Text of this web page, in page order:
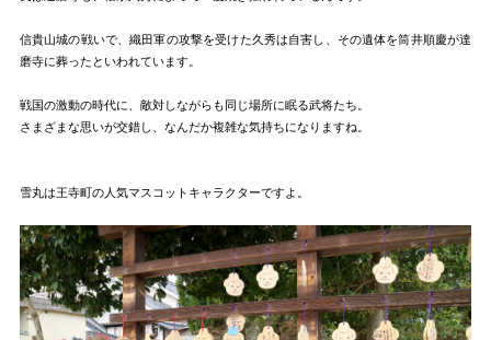
信貴山城の戦いで、織田軍の攻撃を受けた久秀は自害し、その遺体を筒井順慶が達
磨寺に葬ったといわれています。
戦国の激動の時代に、敵対しながらも同じ場所に眠る武将たち。
さまざまな思いが交錯し、なんだか複雑な気持ちになりますね。
雪丸は王寺町の人気マスコットキャラクターですよ。